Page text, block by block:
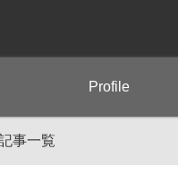
Profile
事一覧